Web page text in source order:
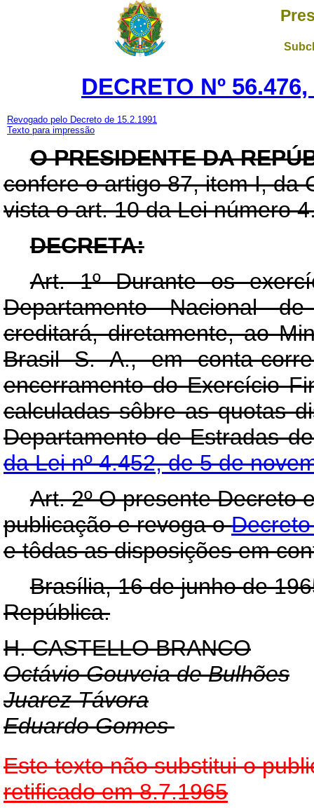
DECRETO Nº
Revogado pelo Decreto de 15.2.1991
Texto para impressão
O PRESIDENTE DA
confere o artigo 87, item I, da
vista o art. 10 da Lei número
DECRETA:
Art. 1º Durante os
Departamento Nacional
creditará, diretamente, ao
Brasil S. A., em conta-
encerramento do Exercício
calculadas sôbre as quotas
Departamento de Estradas
da Lei nº 4.452, de 5 de
Art. 2º O presente Decreto
publicação e revoga o
e tôdas as disposições em
Brasília, 16 de junho de
República.
H. CASTELLO BRANCO
Octávio Gouveia de Bulhões
Juarez Távora
Eduardo Gomes
Este texto não substitui o
retificado em 8.7.1965